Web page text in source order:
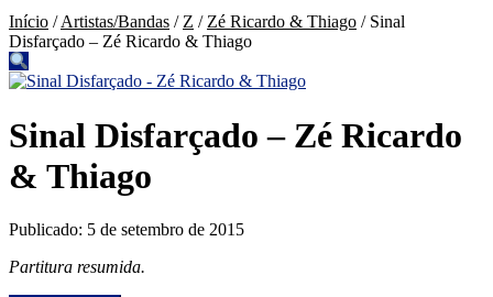
Início /Artistas/Bandas / Z / Zé Ricardo & Thiago / Sinal
Disfarçado – Zé Ricardo & Thiago
Sinal Disfarçado – Zé Ricardo
& Thiago
Publicado: 5 de setembro de 2015
Partitura resumida.